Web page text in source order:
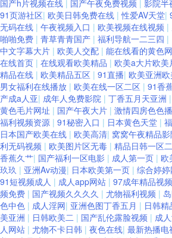
片综合网 欧美性交A 美女逼视频 五月天色图 影
亚洲欧美日韩国产成人 综合色色婷婷 91A成人色
视频免费导航 91深夜福利一区 97不卡在线视频
女逼视频 久爱高清无码 91传媒国产在线观看 极
入口 伪娘性爱网 日韩美女网91 五月亭亭六月丁
蜜臀性爱自拍 91论坛最新地址 91国产在线 91大
片 伊人久久国产原创 婷婷一区二区三区 91n免费
品内射 成人区精品 大香蕉衣人在线 超碰91总站
国产h片视频在线 | 国产午夜免费视频 | 影院半
91页游社区| 欧美日韩免费在线 |性爱AV天堂|
无码在线 | 午夜视频入口 | 欧美视频在线视频 |
啪啪免费 | 青草青青国产 | 福利导航一二三四 |
中文字幕大片 | 欧美人交配 | 能在线看的黄色网
在线首页 | 在线观看欧美精品 | 欧美a大片欧美
精品在线 | 欧美精品五区 | 91直播| 欧美亚洲欧
男女福利在线播放 | 欧美在线一区二区 | 91香
产成a人亚| 成年人免费影院 | 丁香五月天亚洲 |
黄色毛片网址 | 国产午夜大片 | 激情四房色色播
福利视频资源 | 91秘密入口 | 日本黄色天堂 |
日本国产欧美在线 | 欧美高清| 窝窝午夜精品
利无码视频 | 欧美图片区无毒 | 精品日韩一区
香蕉久艹| 国产福利一区电影 | 成人第一页 | 欧
玖玖 | 亚洲Av动漫| 日本欧美第一页 | 综合婷婷
91短视频成人 | 成人app网站 | 97成年精品视频
频免费 | 国产视频久久久久 | 尤物福利视频 |
色中色 | 成人淫网| 亚洲色图丁香五月 | 日韩
美亚洲 | 日韩欧美二 | 国产乱伦露脸视频 | 成
人网站 | 尤物不卡日韩 | 夜色在线| 最新热播电